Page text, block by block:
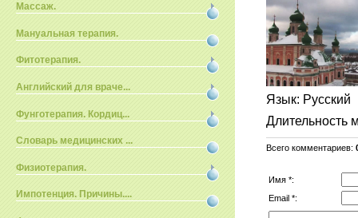
Массаж.
Мануальная терапия.
Фитотерапия.
Английский для враче...
Фунготерапия. Кордиц...
Словарь медицинских ...
Физиотерапия.
Импотенция. Причины....
Язык: Русский
Длительность
Всего комментариев:
Имя *:
Email *: